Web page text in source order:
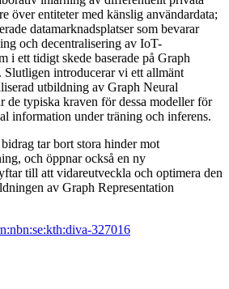
över entiteter med känslig användardata;
datamarknadsplatser som bevarar
och decentralisering av IoT-
i ett tidigt skede baserade på Graph
Slutligen introducerar vi ett allmänt
utbildning av Graph Neural
de typiska kraven för dessa modeller för
information under träning och inferens.
tar bort stora hinder mot
och öppnar också en ny
till att vidareutveckla och optimera den
av Graph Representation
327016